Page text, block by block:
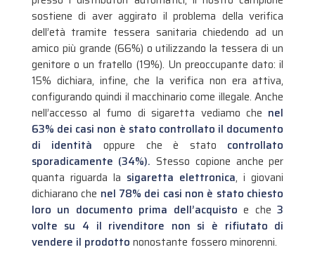
sostiene di aver aggirato il problema della verifica
dell’età tramite tessera sanitaria chiedendo ad un
amico più grande (66%) o utilizzando la tessera di un
genitore o un fratello (19%). Un preoccupante dato: il
15% dichiara, infine, che la verifica non era attiva,
configurando quindi il macchinario come illegale. Anche
nell’accesso al fumo di sigaretta vediamo che nel
63% dei casi non è stato controllato il documento
di identità oppure che è stato controllato
sporadicamente (34%).Stesso copione anche per
quanta riguarda la sigaretta elettronica, i giovani
dichiarano che nel 78% dei casi non è stato chiesto
loro un documento prima dell’acquisto e che3
volte su 4 il rivenditore non si è rifiutato di
vendere il prodotto nonostante fossero minorenni.